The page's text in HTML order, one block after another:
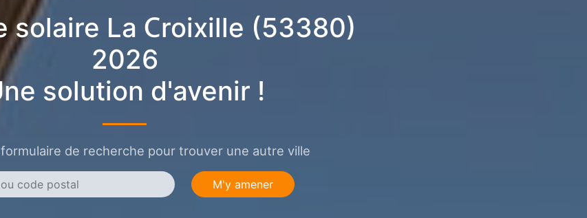
solaire La Croixille (53380)
2026
solution d'avenir !
de recherche pour trouver une autre ville
M'y amener